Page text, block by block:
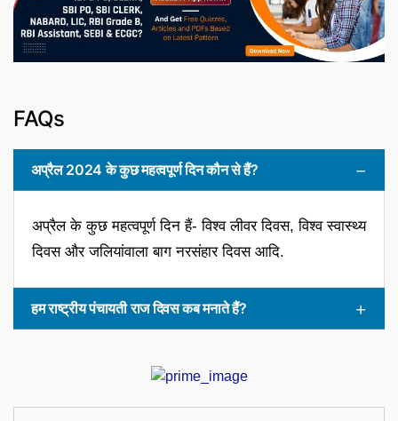
FAQs
अप्रैल 2024 के कुछ महत्वपूर्ण दिन कौन से हैं?
अप्रैल के कुछ महत्वपूर्ण दिन हैं- विश्व लीवर दिवस, विश्व स्वास्थ्य
दिवस और जलियांवाला बाग नरसंहार दिवस आदि.
हम राष्ट्रीय पंचायती राज दिवस कब मनाते हैं?